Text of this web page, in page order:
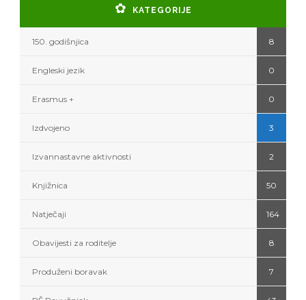
KATEGORIJE
150. godišnjica 8
Engleski jezik 0
Erasmus + 0
Izdvojeno 3
Izvannastavne aktivnosti 2
Knjižnica 50
Natječaji 164
Obavijesti za roditelje 8
Produženi boravak 7